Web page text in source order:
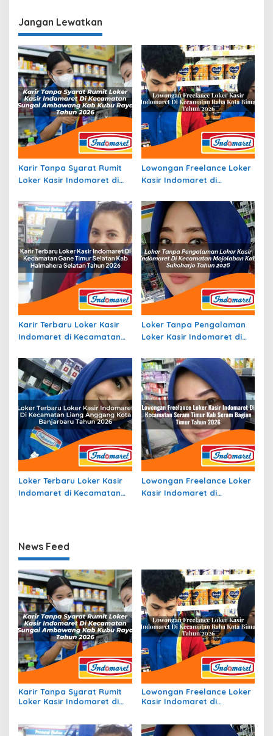
Jangan Lewatkan
Karir Tanpa Syarat Rumit
Loker Kasir Indomaret di
Ambawang, Kab. Kubu
Raya Tahun 2026
Lowongan Freelance Loker
Kasir Indomaret di
Bima Tahun 2026
Karir Terbaru Loker Kasir
Indomaret di Kecamatan
Halmahera Selatan Tahun
2026
Loker Tanpa Pengalaman
Loker Kasir Indomaret di
Kab. Sukoharjo Tahun 2026
Loker Terbaru Loker Kasir
Indomaret di Kecamatan
Lowongan Freelance Loker
Kasir Indomaret di
News Feed
Karir Tanpa Syarat Rumit
Loker Kasir Indomaret di
Raya Tahun 2026
Lowongan Freelance Loker
Kasir Indomaret di